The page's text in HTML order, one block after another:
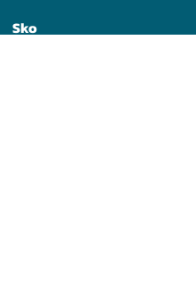
Sko